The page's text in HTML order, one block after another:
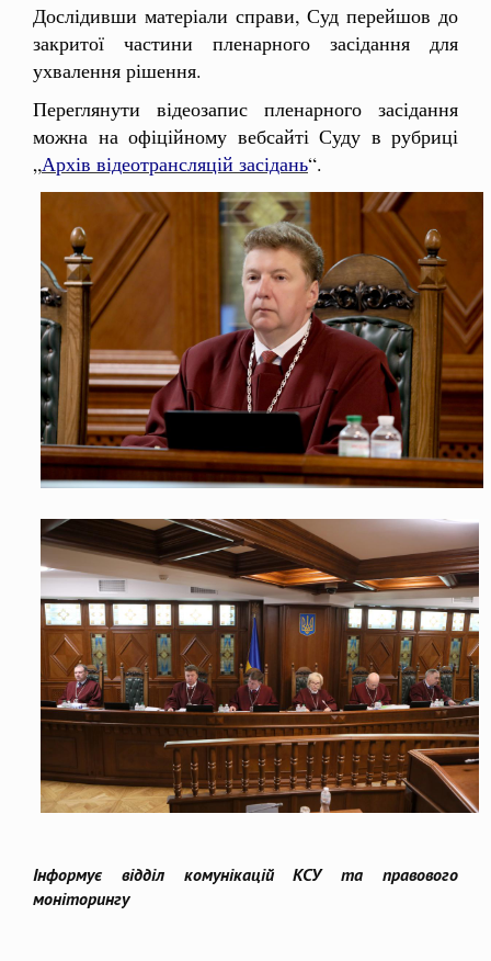
Дослідивши матеріали справи, Суд перейшов до
закритої частини пленарного засідання для
ухвалення рішення.
Переглянути відеозапис пленарного засідання
можна на офіційному вебсайті Суду в рубриці
„Архів відеотрансляцій засідань“.
Інформує відділ комунікацій КСУ та правового
моніторингу